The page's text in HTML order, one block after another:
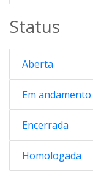
Status
Aberta
Em andamento
Encerrada
Homologada